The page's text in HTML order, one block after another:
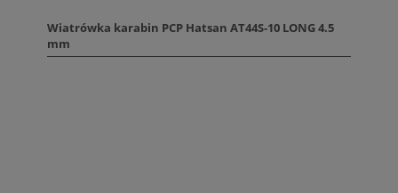
Wiatrówka karabin PCP Hatsan AT44S-10 LONG 4.5
mm